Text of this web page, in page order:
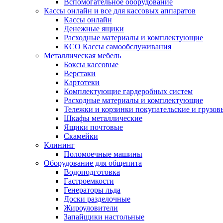
Вспомогательное оборудование
Кассы онлайн и все для кассовых аппаратов
Кассы онлайн
Денежные ящики
Расходные материалы и комплектующие
КСО Кассы самообслуживания
Металлическая мебель
Боксы кассовые
Верстаки
Картотеки
Комплектующие гардеробных систем
Расходные материалы и комплектующие
Тележки и корзинки покупательские и
Шкафы металлические
Ящики почтовые
Скамейки
Клининг
Поломоечные машины
Оборудование для общепита
Водоподготовка
Гастроемкости
Генераторы льда
Доски разделочные
Жироуловители
Запайщики настольные